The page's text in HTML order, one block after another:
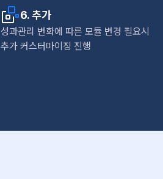
6. 추가
성과관리 변화에 따른 모듈 변경 필요시
추가 커스터마이징 진행